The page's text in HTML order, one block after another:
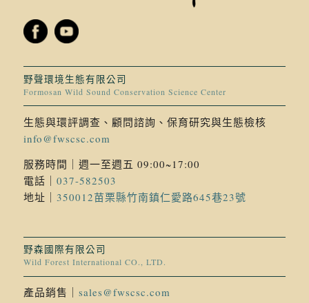
野聲環境生態有限公司
Formosan Wild Sound Conservation Science Center
生態與環評調查、顧問諮詢、保育研究與生態檢核
info@fwscsc.com
服務時間｜週一至週五 09:00~17:00
電話｜ 037-582503
地址｜ 350012苗栗縣竹南鎮仁愛路645巷23號
野森國際有限公司
Wild Forest International CO., LTD.
產品銷售｜ sales@fwscsc.com